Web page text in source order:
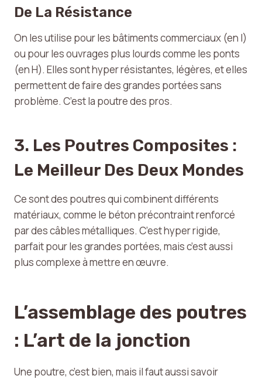
De La Résistance
On les utilise pour les bâtiments commerciaux (en I)
ou pour les ouvrages plus lourds comme les ponts
(en H). Elles sont hyper résistantes, légères, et elles
permettent de faire des grandes portées sans
problème. C’est la poutre des pros.
3. Les Poutres Composites :
Le Meilleur Des Deux Mondes
Ce sont des poutres qui combinent différents
matériaux, comme le béton précontraint renforcé
par des câbles métalliques. C’est hyper rigide,
parfait pour les grandes portées, mais c’est aussi
plus complexe à mettre en œuvre.
L’assemblage des poutres
: L’art de la jonction
Une poutre, c’est bien, mais il faut aussi savoir